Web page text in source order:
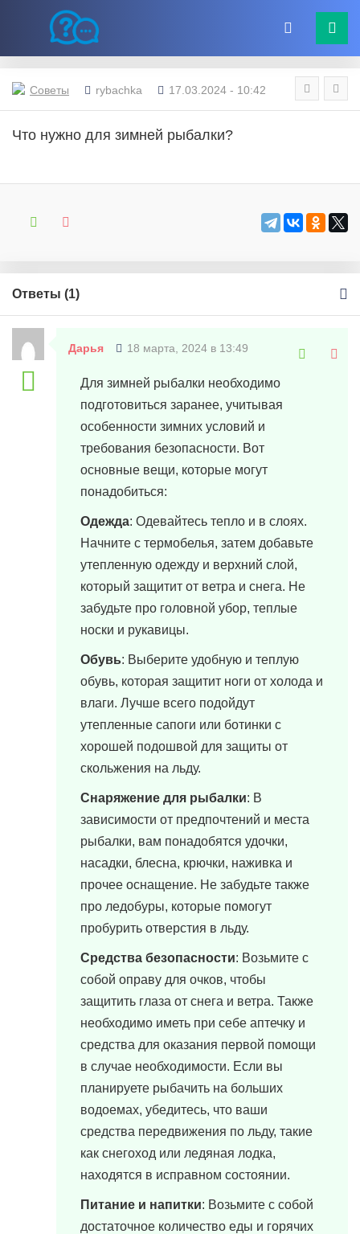
Советы rybachka 17.03.2024 - 10:42
Что нужно для зимней рыбалки?
Ответы (1)
Дарья 18 марта, 2024 в 13:49
Для зимней рыбалки необходимо
подготовиться заранее, учитывая
особенности зимних условий и
требования безопасности. Вот
основные вещи, которые могут
понадобиться:
Одежда: Одевайтесь тепло и в слоях.
Начните с термобелья, затем добавьте
утепленную одежду и верхний слой,
который защитит от ветра и снега. Не
забудьте про головной убор, теплые
носки и рукавицы.
Обувь: Выберите удобную и теплую
обувь, которая защитит ноги от холода и
влаги. Лучше всего подойдут
утепленные сапоги или ботинки с
хорошей подошвой для защиты от
скольжения на льду.
Снаряжение для рыбалки: В
зависимости от предпочтений и места
рыбалки, вам понадобятся удочки,
насадки, блесна, крючки, наживка и
прочее оснащение. Не забудьте также
про ледобуры, которые помогут
пробурить отверстия в льду.
Средства безопасности: Возьмите с
собой оправу для очков, чтобы
защитить глаза от снега и ветра. Также
необходимо иметь при себе аптечку и
средства для оказания первой помощи
в случае необходимости. Если вы
планируете рыбачить на больших
водоемах, убедитесь, что ваши
средства передвижения по льду, такие
как снегоход или ледяная лодка,
находятся в исправном состоянии.
Питание и напитки: Возьмите с собой
достаточное количество еды и горячих